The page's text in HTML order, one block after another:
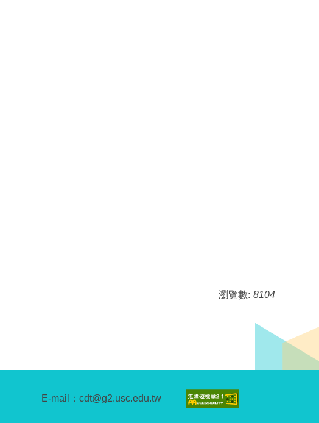
瀏覽數: 8104
E-mail：cdt@g2.usc.edu.tw